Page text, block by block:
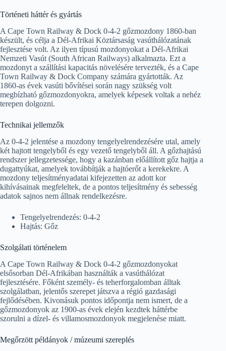
Történeti háttér és gyártás
A Cape Town Railway & Dock 0-4-2 gőzmozdony 1860-ban
készült, és célja a Dél-Afrikai Köztársaság vasúthálózatának
fejlesztése volt. Az ilyen típusú mozdonyokat a Dél-Afrikai
Nemzeti Vasút (South African Railways) alkalmazta. Ezt a
mozdonyt a szállítási kapacitás növelésére tervezték, és a Cape
Town Railway & Dock Company számára gyártották. Az
1860-as évek vasúti bővítései során nagy szükség volt
megbízható gőzmozdonyokra, amelyek képesek voltak a nehéz
terepen dolgozni.
Technikai jellemzők
Az 0-4-2 jelentése a mozdony tengelyelrendezésére utal, amely
két hajtott tengelyből és egy vezető tengelyből áll. A gőzhajtású
rendszer jellegzetessége, hogy a kazánban előállított gőz hajtja a
dugattyúkat, amelyek továbbítják a hajtóerőt a kerekekre. A
mozdony teljesítményadatai kifejezetten az adott kor
kihívásainak megfeleltek, de a pontos teljesítmény és sebesség
adatok sajnos nem állnak rendelkezésre.
Tengelyelrendezés: 0-4-2
Hajtás: Gőz
Szolgálati történelem
A Cape Town Railway & Dock 0-4-2 gőzmozdonyokat
elsősorban Dél-Afrikában használták a vasúthálózat
fejlesztésére. Főként személy- és teherforgalomban álltak
szolgálatban, jelentős szerepet játszva a régió gazdasági
fejlődésében. Kivonásuk pontos időpontja nem ismert, de a
gőzmozdonyok az 1900-as évek elején kezdtek háttérbe
szorulni a dízel- és villamosmozdonyok megjelenése miatt.
Megőrzött példányok / múzeumi szereplés